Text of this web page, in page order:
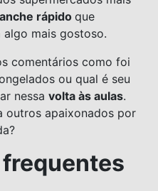
rápido que
mais gostoso.
comentários como foi
ou qual é seu
nessa volta às aulas.
outros apaixonados por